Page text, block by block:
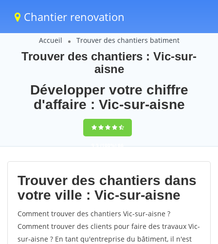
Chantier renovation
Accueil Trouver des chantiers batiment
Trouver des chantiers : Vic-sur-
aisne
Développer votre chiffre
d'affaire : Vic-sur-aisne
9,5(100%)66
votes
Trouver des chantiers dans
votre ville : Vic-sur-aisne
Comment trouver des chantiers Vic-sur-aisne ?
Comment trouver des clients pour faire des travaux Vic-
sur-aisne ? En tant qu'entreprise du bâtiment, il n'est